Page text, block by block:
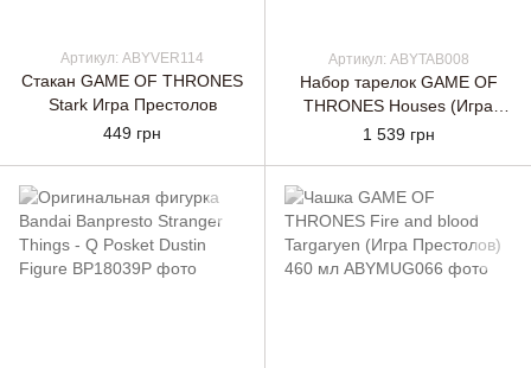
Артикул: ABYVER114
Стакан GAME OF THRONES
Stark Игра Престолов
449 грн
Артикул: ABYTAB008
Набор тарелок GAME OF
THRONES Houses (Игра
Престолов)
1 539 грн